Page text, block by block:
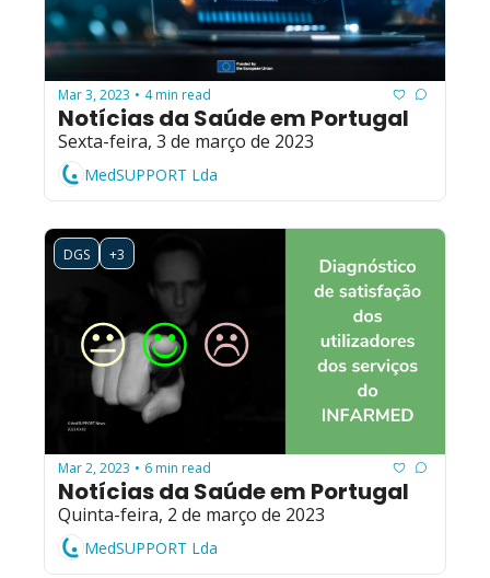
Mar 3, 2023 • 4 min read
Notícias da Saúde em Portugal
Sexta-feira, 3 de março de 2023
MedSUPPORT Lda
DGS +3
Mar 2, 2023 • 6 min read
Notícias da Saúde em Portugal
Quinta-feira, 2 de março de 2023
MedSUPPORT Lda